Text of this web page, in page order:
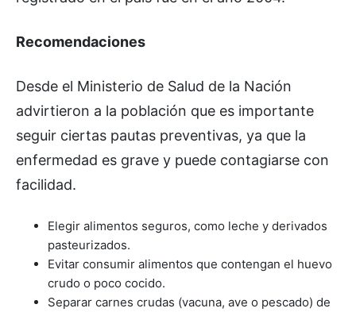
Recomendaciones
Desde el Ministerio de Salud de la Nación
advirtieron a la población que es importante
seguir ciertas pautas preventivas, ya que la
enfermedad es grave y puede contagiarse con
facilidad.
Elegir alimentos seguros, como leche y derivados
pasteurizados.
Evitar consumir alimentos que contengan el huevo
crudo o poco cocido.
Separar carnes crudas (vacuna, ave o pescado) de